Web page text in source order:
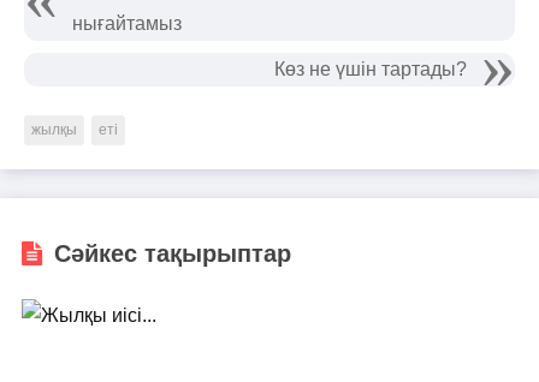
нығайтамыз
Көз не үшін тартады?
жылқы еті
Сәйкес тақырыптар